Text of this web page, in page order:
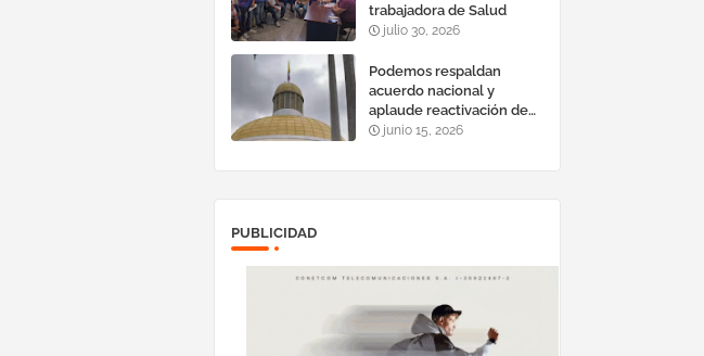
trabajadora de Salud
julio 30, 2026
Podemos respaldan
acuerdo nacional y
aplaude reactivación de
Tocoma con la
megavatios al sistema
junio 15, 2026
PUBLICIDAD